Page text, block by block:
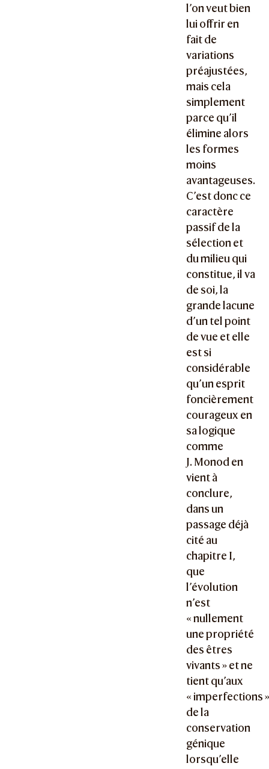
l’on veut bien
lui offrir en
fait de
variations
préajustées,
mais cela
simplement
parce qu’il
élimine alors
les formes
moins
avantageuses.
C’est donc ce
caractère
passif de la
sélection et
du milieu qui
constitue, il va
de soi, la
grande lacune
d’un tel point
de vue et elle
est si
considérable
qu’un esprit
foncièrement
courageux en
sa logique
comme
J. Monod en
vient à
conclure,
dans un
passage déjà
cité au
chapitre I,
que
l’évolution
n’est
« nullement
une propriété
des êtres
vivants » et ne
tient qu’aux
« imperfections
de la
conservation
génique
lorsqu’elle